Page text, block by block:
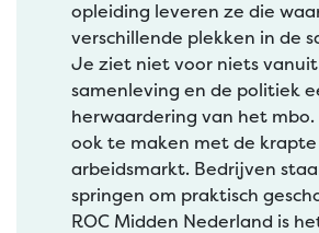
opleiding leveren ze die
verschillende plekken in de
Je ziet niet voor niets
samenleving en de politiek
herwaardering van het
ook te maken met de krapte
arbeidsmarkt. Bedrijven
springen om praktisch
ROC Midden Nederland is